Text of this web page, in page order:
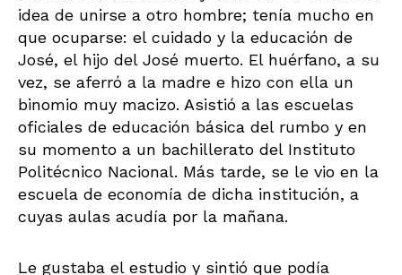
idea de unirse a otro hombre; tenía mucho en
que ocuparse: el cuidado y la educación de
José, el hijo del José muerto. El huérfano, a su
vez, se aferró a la madre e hizo con ella un
binomio muy macizo. Asistió a las escuelas
oficiales de educación básica del rumbo y en
su momento a un bachillerato del Instituto
Politécnico Nacional. Más tarde, se le vio en la
escuela de economía de dicha institución, a
cuyas aulas acudía por la mañana.
Le gustaba el estudio y sintió que podía